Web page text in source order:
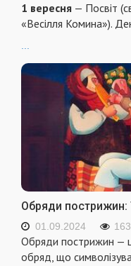
1 вересня — Посвіт
«Весілля Комина»).
Обряди пострижин:
01.09.2024
Обряди пострижин —
обряд, що